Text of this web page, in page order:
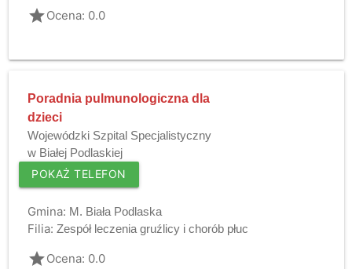
gradeOcena: 0.0
Poradnia pulmunologiczna dla
dzieci
Wojewódzki Szpital Specjalistyczny
w Białej Podlaskiej
POKAŻ TELEFON
Gmina: M. Biała Podlaska
Filia: Zespół leczenia gruźlicy i chorób płuc
gradeOcena: 0.0